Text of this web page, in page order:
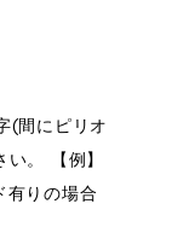
(間にピリオ
。 【例】
有りの場合